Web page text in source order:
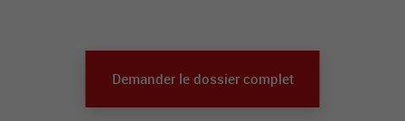
Demander le dossier complet